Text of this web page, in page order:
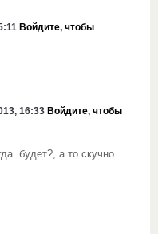
Войдите, чтобы
16:33 Войдите, чтобы
будет?, а то скучно